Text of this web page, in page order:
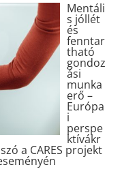
Mentáli
s jóllét
és
fenntar
tható
gondoz
ási
munka
erő –
Európa
i
perspe
ktívákr
a CARES projekt